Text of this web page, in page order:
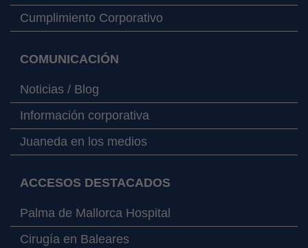
Cumplimiento Corporativo
COMUNICACIÓN
Noticias / Blog
Información corporativa
Juaneda en los medios
ACCESOS DESTACADOS
Palma de Mallorca Hospital
Cirugía en Baleares